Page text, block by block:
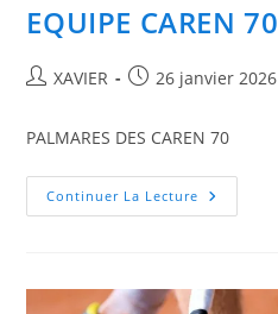
EQUIPE CAREN 70
Auteur/autrice
la
publication :
XAVIER
Publication
26 janvier 2026
PALMARES DES CAREN 70
Continuer La Lecture EQUIPE
CAREN